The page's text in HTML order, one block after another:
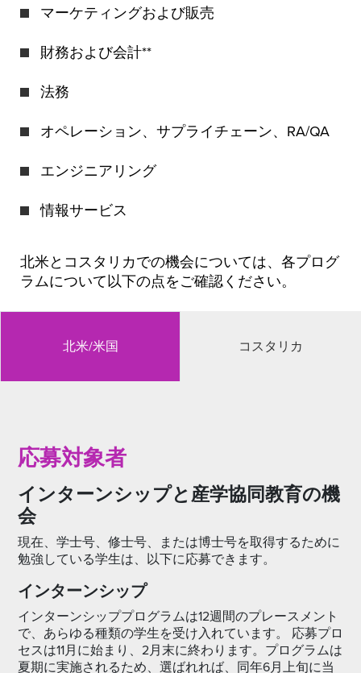
マーケティングおよび販売
財務および会計**
法務
オペレーション、サプライチェーン、RA/QA
エンジニアリング
情報サービス
北米とコスタリカでの機会については、各プログ
ラムについて以下の点をご確認ください。
北米/米国 コスタリカ
応募対象者
インターンシップと産学協同教育の機
会
現在、学士号、修士号、または博士号を取得するために
勉強している学生は、以下に応募できます。
インターンシップ
インターンシッププログラムは12週間のプレースメント
で、あらゆる種類の学生を受け入れています。 応募プロ
セスは11月に始まり、2月末に終わります。プログラムは
夏期に実施されるため、選ばれれば、同年6月上旬に当